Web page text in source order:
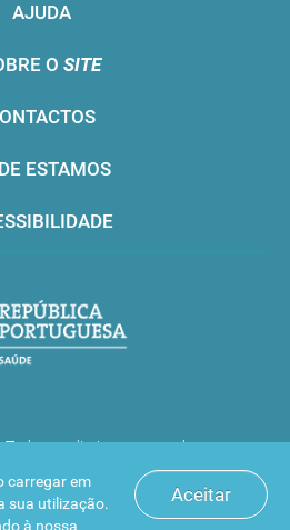
Aceitar
carregar em
sua utilização.
à nossa
AJUDA
O SITE
ESTAMOS
os direitos reservados